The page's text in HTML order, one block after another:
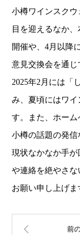
小樽ワインスクウ
目を迎えるなか
開催や、4月以降
意見交換会を通じ
2025年2月には「
み、夏頃にはワ
す。また、ホーム
小樽の話題の発信
現状なかなか手
や連絡を絶やさな
お願い申し上げま